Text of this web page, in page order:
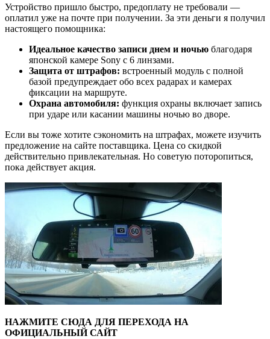
Устройство пришло быстро, предоплату не требовали —
оплатил уже на почте при получении. За эти деньги я получил
настоящего помощника:
Идеальное качество записи днем и ночью благодаря
японской камере Sony с 6 линзами.
Защита от штрафов: встроенный модуль с полной
базой предупреждает обо всех радарах и камерах
фиксации на маршруте.
Охрана автомобиля: функция охраны включает запись
при ударе или касании машины ночью во дворе.
Если вы тоже хотите сэкономить на штрафах, можете изучить
предложение на сайте поставщика. Цена со скидкой
действительно привлекательная. Но советую поторопиться,
пока действует акция.
НАЖМИТЕ СЮДА ДЛЯ ПЕРЕХОДА НА
ОФИЦИАЛЬНЫЙ САЙТ